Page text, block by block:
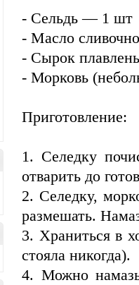
- Сельдь — 1 шт
- Масло
- Сырок
- Морковь
Приготовление:
1. Селедку
отварить до
2. Селедку,
размешать.
3. Храниться в
стояла никогда).
4. Можно